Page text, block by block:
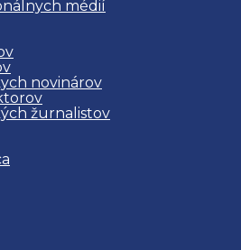
médií
novinárov
žurnalistov